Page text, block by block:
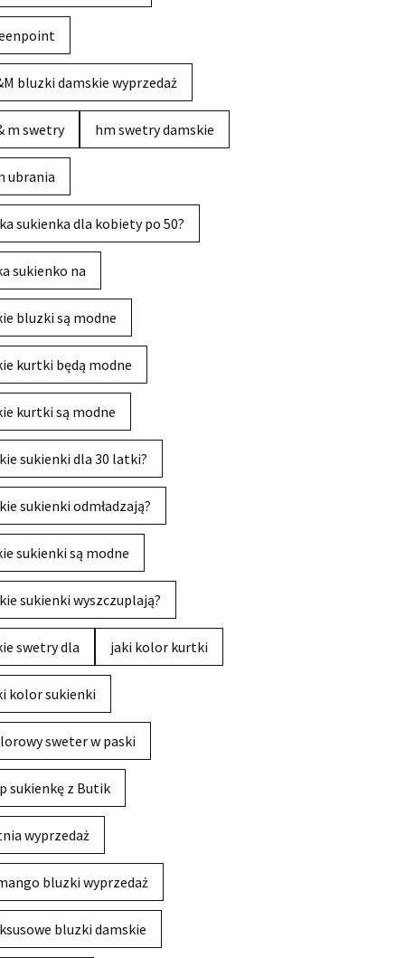
bluzki damskie wyprzedaż
m swetry hm swetry damskie
ubrania
sukienka dla kobiety po 50?
sukienko na
bluzki są modne
kurtki będą modne
kurtki są modne
sukienki dla 30 latki?
sukienki odmładzają?
sukienki są modne
sukienki wyszczuplają?
swetry dla jaki kolor kurtki
kolor sukienki
sweter w paski
sukienkę z Butik
wyprzedaż
bluzki wyprzedaż
bluzki damskie